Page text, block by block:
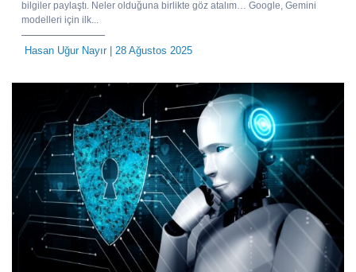
bilgiler paylaştı. Neler olduğuna birlikte göz atalım… Google, Gemini
modelleri için ilk...
Hasan Uğur Nayır| 28 Ağustos 2025